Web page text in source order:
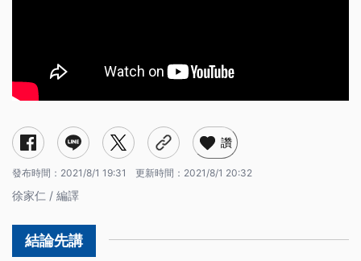
讚
發布時間： 2021/8/1 19:31 更新時間： 2021/8/1 20:32
徐家仁 / 編譯